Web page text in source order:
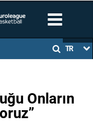
TR
Onların